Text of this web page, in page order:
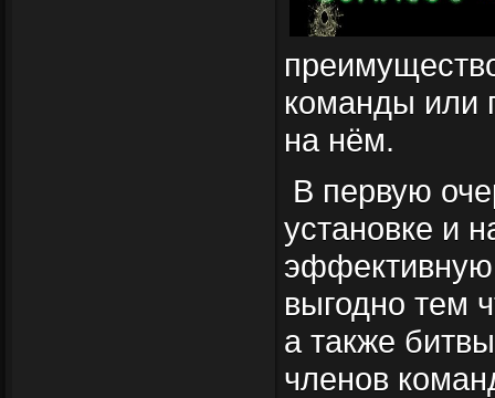
команды или
на нём.
В первую
установке и
эффективную
выгодно тем
а также
членов